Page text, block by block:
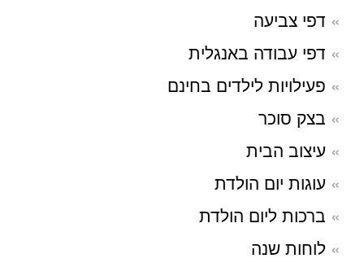
דפי צביעה
דפי עבודה באנגלית
פעילויות לילדים בחינם
בצק סוכר
עיצוב הבית
עוגות יום הולדת
ברכות ליום הולדת
לוחות שנה